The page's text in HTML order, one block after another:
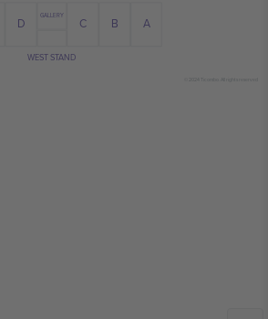
A
B
C
GALLERY
D
WEST STAND